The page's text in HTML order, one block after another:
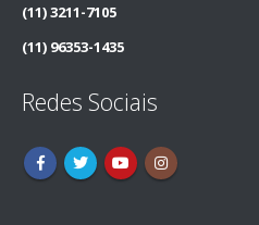
(11) 3211-7105
(11) 96353-1435
Redes Sociais